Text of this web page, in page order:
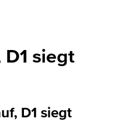
siegt
D1 siegt